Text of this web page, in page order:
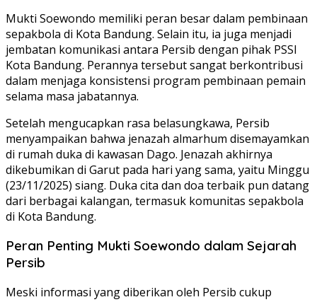
Mukti Soewondo memiliki peran besar dalam pembinaan
sepakbola di Kota Bandung. Selain itu, ia juga menjadi
jembatan komunikasi antara Persib dengan pihak PSSI
Kota Bandung. Perannya tersebut sangat berkontribusi
dalam menjaga konsistensi program pembinaan pemain
selama masa jabatannya.
Setelah mengucapkan rasa belasungkawa, Persib
menyampaikan bahwa jenazah almarhum disemayamkan
di rumah duka di kawasan Dago. Jenazah akhirnya
dikebumikan di Garut pada hari yang sama, yaitu Minggu
(23/11/2025) siang. Duka cita dan doa terbaik pun datang
dari berbagai kalangan, termasuk komunitas sepakbola
di Kota Bandung.
Peran Penting Mukti Soewondo dalam Sejarah
Persib
Meski informasi yang diberikan oleh Persib cukup